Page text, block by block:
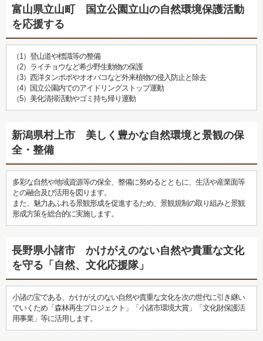
富山県立山町 国立公園立山の自然環境保護活動
を応援する
（1）登山道や標識等の整備
（2）ライチョウなど希少野生動物の保護
（3）西洋タンポポやオオバコなど外来植物の侵入防止と除去
（4）国立公園内でのアイドリングストップ運動
（5）美化清掃活動やゴミ持ち帰り運動
新潟県村上市 美しく豊かな自然環境と景観の保
全・整備
多彩な自然や地域資源等の保全、整備に努めるとともに、生活や産業面等
との融合及び活用を図ります。
また、魅力あふれる景観形成を促進するため、景観規制の取り組みと景観
形成方策を総合的に実施します。
長野県小諸市 かけがえのない自然や貴重な文化
を守る「自然、文化応援隊」
小諸の宝である、かけがえのない自然や貴重な文化を次の世代に引き継い
でいくため「森林再生プロジェクト」「小諸市環境大賞」「文化財保護活
用事業」等に活用します。